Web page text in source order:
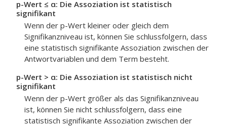
p-Wert ≤ α: Die Assoziation ist statistisch
signifikant
Wenn der p-Wert kleiner oder gleich dem
Signifikanzniveau ist, können Sie schlussfolgern, dass
eine statistisch signifikante Assoziation zwischen der
Antwortvariablen und dem Term besteht.
p-Wert > α: Die Assoziation ist statistisch nicht
signifikant
Wenn der p-Wert größer als das Signifikanzniveau
ist, können Sie nicht schlussfolgern, dass eine
statistisch signifikante Assoziation zwischen der